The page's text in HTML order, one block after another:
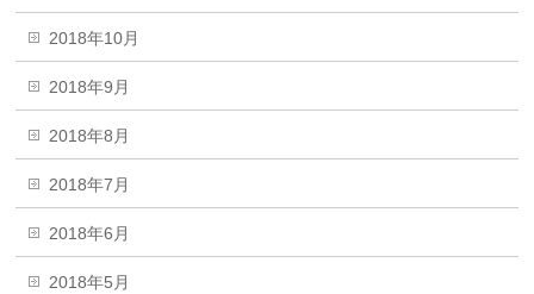
2018年10月
2018年9月
2018年8月
2018年7月
2018年6月
2018年5月